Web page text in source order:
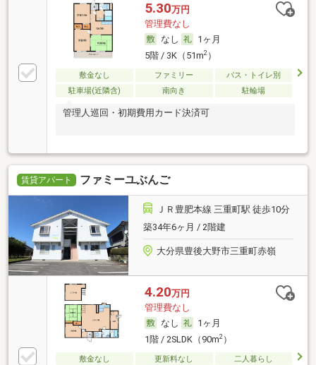
5.30万円
管理費なし
なし
1ヶ月
5階 / 3K（51m2）
敷金なし ファミリー
バス・トイレ別
駐車場(近隣含)
南向き 駐輪場
管理人巡回・初期費用カード決済可
賃貸アパート ファミーユぶんご
ＪＲ豊肥本線 三重町駅 徒歩10分
築34年6ヶ月 / 2階建
大分県豊後大野市三重町赤嶺
4.20万円
管理費なし
なし
1ヶ月
1階 / 2SLDK（90m2）
敷金なし 更新料なし
二人暮らし